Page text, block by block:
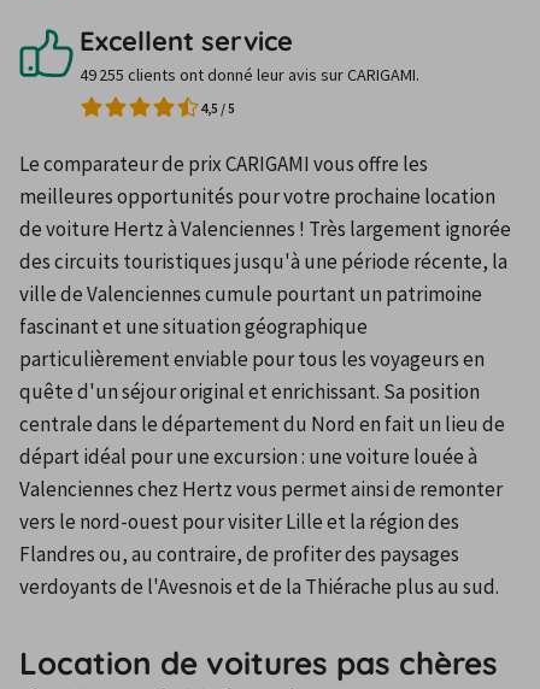
Excellent service
49 255 clients ont donné leur avis sur CARIGAMI.
4,5 /5
Le comparateur de prix CARIGAMI vous offre les
meilleures opportunités pour votre prochaine location
de voiture Hertz à Valenciennes ! Très largement ignorée
des circuits touristiques jusqu'à une période récente, la
ville de Valenciennes cumule pourtant un patrimoine
fascinant et une situation géographique
particulièrement enviable pour tous les voyageurs en
quête d'un séjour original et enrichissant. Sa position
centrale dans le département du Nord en fait un lieu de
départ idéal pour une excursion : une voiture louée à
Valenciennes chez Hertz vous permet ainsi de remonter
vers le nord-ouest pour visiter Lille et la région des
Flandres ou, au contraire, de profiter des paysages
verdoyants de l'Avesnois et de la Thiérache plus au sud.
Location de voitures pas chères